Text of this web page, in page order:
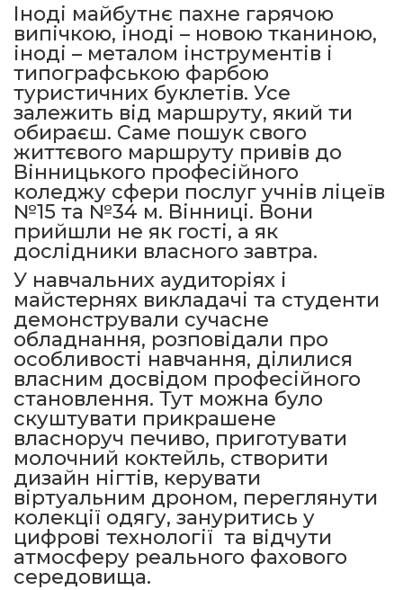
Іноді майбутнє пахне гарячою
випічкою, іноді – новою тканиною,
іноді – металом інструментів і
типографською фарбою
туристичних буклетів. Усе
залежить від маршруту, який ти
обираєш. Саме пошук свого
життєвого маршруту привів до
Вінницького професійного
коледжу сфери послуг учнів ліцеїв
№15 та №34 м. Вінниці. Вони
прийшли не як гості, а як
дослідники власного завтра.
У навчальних аудиторіях і
майстернях викладачі та студенти
демонстрували сучасне
обладнання, розповідали про
особливості навчання, ділилися
власним досвідом професійного
становлення. Тут можна було
скуштувати прикрашене
власноруч печиво, приготувати
молочний коктейль, створити
дизайн нігтів, керувати
віртуальним дроном, переглянути
колекції одягу, зануритись у
цифрові технології та відчути
атмосферу реального фахового
середовища.